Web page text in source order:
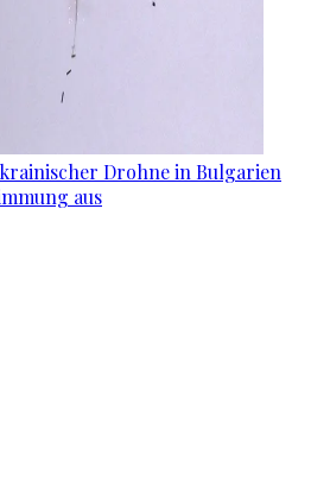
Drohne in Bulgarien
aus